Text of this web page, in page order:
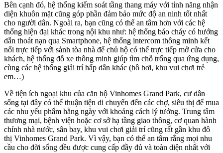
Bên cạnh đó, hệ thống kiểm soát tầng thang máy với tính năng nhận
diện khuôn mặt cũng góp phần đảm bảo mức độ an ninh tốt nhất
cho người dân. Ngoài ra, bạn cũng có thể an tâm hơn với các hệ
thống hiện đại khác trong nội khu như: hệ thống báo cháy có hướng
dẫn thoát nạn qua Smartphone, hệ thống intercom thông minh kết
nối trực tiếp với sảnh tòa nhà để chủ hộ có thể trực tiếp mở cửa cho
khách, hệ thống đỗ xe thông minh giúp tìm chỗ trống qua ứng dụng,
cùng các hệ thống giải trí hấp dẫn khác (hồ bơi, khu vui chơi trẻ
em…)
Về tiện ích ngoại khu của căn hộ Vinhomes Grand Park, cư dân
sống tại đây có thể thuận tiện di chuyển đến các chợ, siêu thị để mua
các nhu yếu phẩm hằng ngày với khoảng cách lý tưởng. Trung tâm
thương mại, bệnh viện hoặc cơ sở hạ tầng giao thông, cơ quan hành
chính nhà nước, sân bay, khu vui chơi giải trí cũng rất gần khu đô
thị Vinhomes Grand Park. Vì vậy, bạn có thể an tâm rằng mọi nhu
cầu cho đời sống đều được cung cấp đầy đủ và toàn diện nhất với